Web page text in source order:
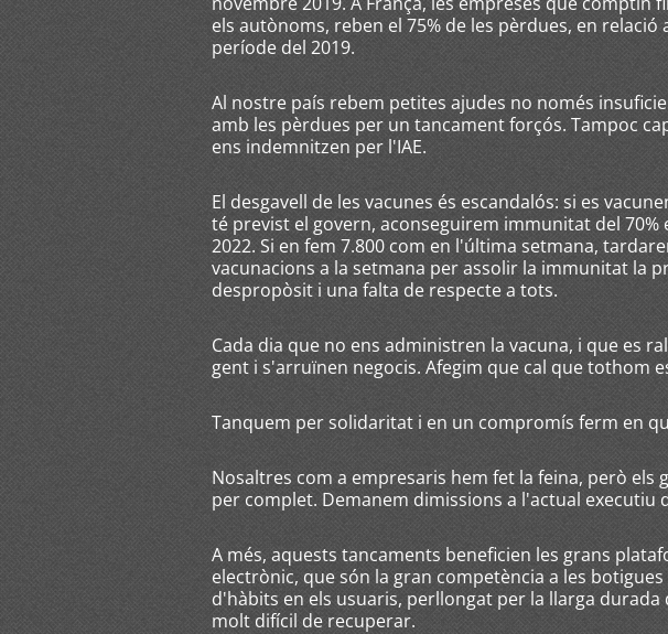
els autònoms, reben el 75% de les pèrdues, en relació
període del 2019.
Al nostre país rebem petites ajudes no només
amb les pèrdues per un tancament forçós. Tampoc
ens indemnitzen per l'IAE.
El desgavell de les vacunes és escandalós: si es
té previst el govern, aconseguirem immunitat del 70%
2022. Si en fem 7.800 com en l'última setmana,
vacunacions a la setmana per assolir la immunitat la
despropòsit i una falta de respecte a tots.
Cada dia que no ens administren la vacuna, i que es
gent i s'arruïnen negocis. Afegim que cal que tothom
Tanquem per solidaritat i en un compromís ferm en
Nosaltres com a empresaris hem fet la feina, però els
per complet. Demanem dimissions a l'actual executiu
A més, aquests tancaments beneficien les grans
electrònic, que són la gran competència a les
d'hàbits en els usuaris, perllongat per la llarga durada
molt difícil de recuperar.